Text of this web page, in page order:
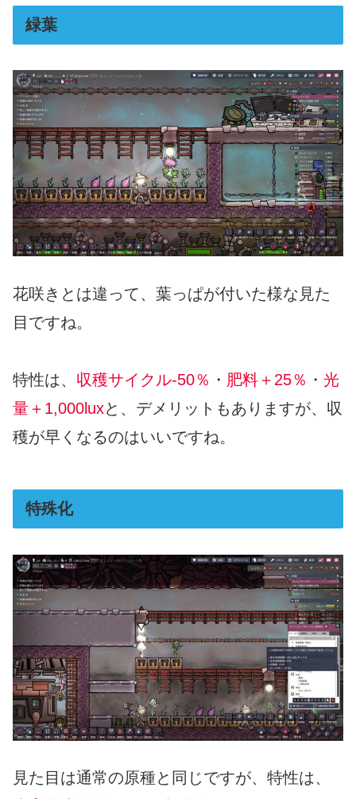
緑葉
花咲きとは違って、葉っぱが付いた様な見た
目ですね。
特性は、 収穫サイクル-50％ ・ 肥料＋25％ ・ 光
量＋1,000luxと、デメリットもありますが、収
穫が早くなるのはいいですね。
特殊化
見た目は通常の原種と同じですが、特性は、